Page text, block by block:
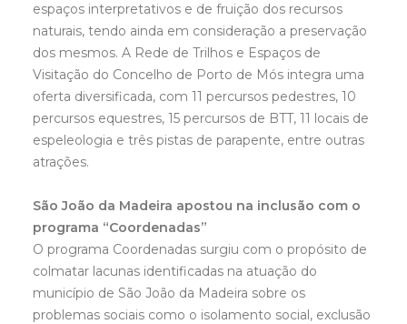
espaços interpretativos e de fruição dos recursos
naturais, tendo ainda em consideração a preservação
dos mesmos. A Rede de Trilhos e Espaços de
Visitação do Concelho de Porto de Mós integra uma
oferta diversificada, com 11 percursos pedestres, 10
percursos equestres, 15 percursos de BTT, 11 locais de
espeleologia e três pistas de parapente, entre outras
atrações.
São João da Madeira apostou na inclusão com o
programa “Coordenadas”
O programa Coordenadas surgiu com o propósito de
colmatar lacunas identificadas na atuação do
município de São João da Madeira sobre os
problemas sociais como o isolamento social, exclusão